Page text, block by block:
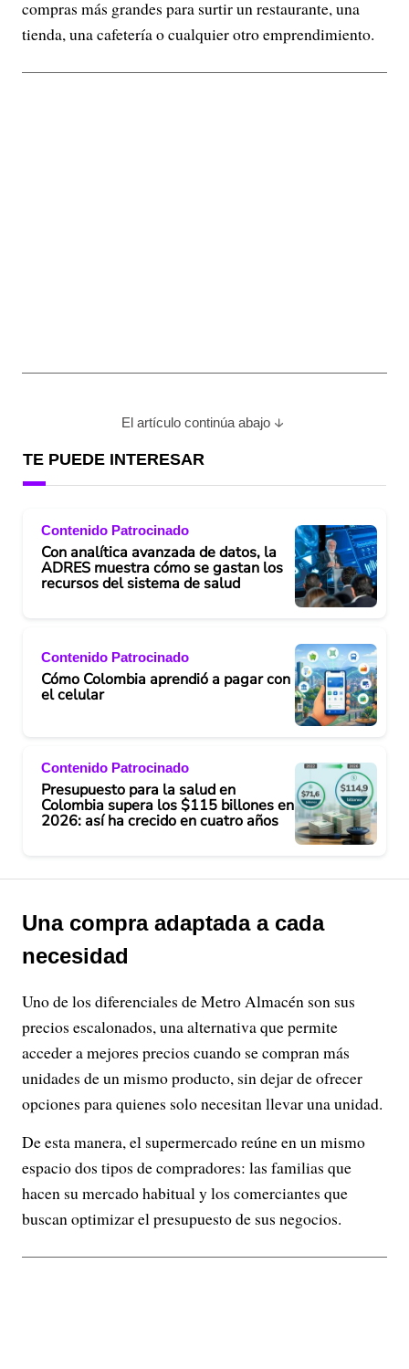
compras más grandes para surtir un restaurante, una
tienda, una cafetería o cualquier otro emprendimiento.
El artículo continúa abajo
TE PUEDE INTERESAR
Contenido Patrocinado
Con analítica avanzada de datos, la
ADRES muestra cómo se gastan los
recursos del sistema de salud
Contenido Patrocinado
Cómo Colombia aprendió a pagar con
el celular
Contenido Patrocinado
Presupuesto para la salud en
Colombia supera los $115 billones en
2026: así ha crecido en cuatro años
Una compra adaptada a cada
necesidad
Uno de los diferenciales de Metro Almacén son sus
precios escalonados, una alternativa que permite
acceder a mejores precios cuando se compran más
unidades de un mismo producto, sin dejar de ofrecer
opciones para quienes solo necesitan llevar una unidad.
De esta manera, el supermercado reúne en un mismo
espacio dos tipos de compradores: las familias que
hacen su mercado habitual y los comerciantes que
buscan optimizar el presupuesto de sus negocios.